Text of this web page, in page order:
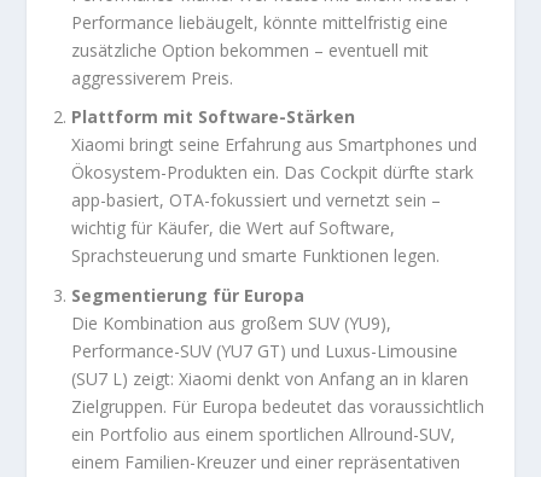
Performance liebäugelt, könnte mittelfristig eine
zusätzliche Option bekommen – eventuell mit
aggressiverem Preis.
Plattform mit Software-Stärken
Xiaomi bringt seine Erfahrung aus Smartphones und
Ökosystem-Produkten ein. Das Cockpit dürfte stark
app-basiert, OTA-fokussiert und vernetzt sein –
wichtig für Käufer, die Wert auf Software,
Sprachsteuerung und smarte Funktionen legen.
Segmentierung für Europa
Die Kombination aus großem SUV (YU9),
Performance-SUV (YU7 GT) und Luxus-Limousine
(SU7 L) zeigt: Xiaomi denkt von Anfang an in klaren
Zielgruppen. Für Europa bedeutet das voraussichtlich
ein Portfolio aus einem sportlichen Allround-SUV,
einem Familien-Kreuzer und einer repräsentativen